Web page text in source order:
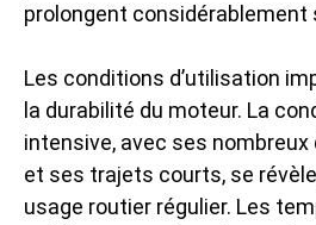
prolongent considérablement
Les conditions d’utilisation
la durabilité du moteur. La
intensive, avec ses
et ses trajets courts, se
usage routier régulier. Les